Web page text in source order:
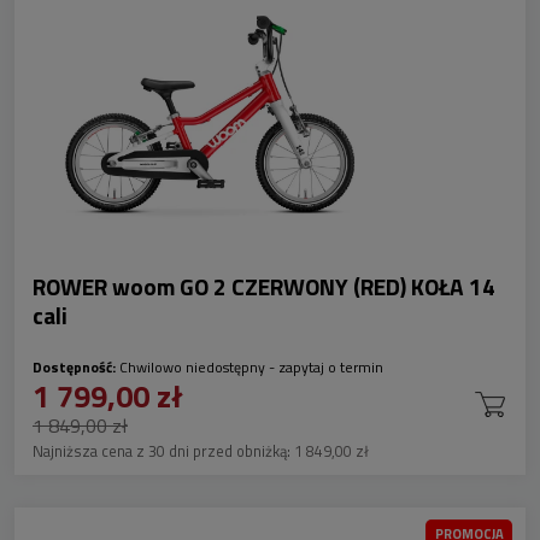
ROWER woom GO 2 CZERWONY (RED) KOŁA 14
cali
Dostępność: Chwilowo niedostępny - zapytaj o termin
1 799,00 zł
1 849,00 zł
Najniższa cena z 30 dni przed obniżką: 1 849,00 zł
PROMOCJA